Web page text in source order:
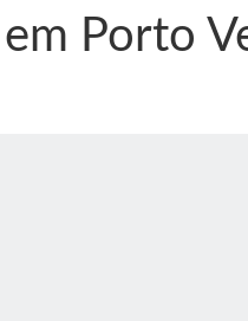
Porto